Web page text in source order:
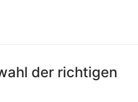
der richtigen